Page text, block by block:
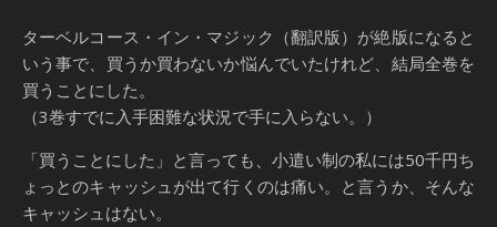
ターベルコース・イン・マジック（翻訳版）が絶版になると
いう事で、買うか買わないか悩んでいたけれど、結局全巻を
買うことにした。
（3巻すでに入手困難な状況で手に入らない。）
「買うことにした」と言っても、小遣い制の私には50千円ち
ょっとのキャッシュが出て行くのは痛い。と言うか、そんな
キャッシュはない。